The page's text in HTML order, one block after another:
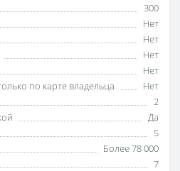
300
Нет
Нет
Нет
Нет
по карте владельца
Нет
2
Да
5
Более 78 000
7